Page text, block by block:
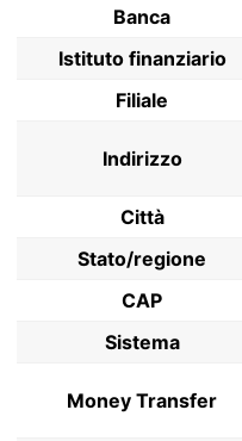
Banca
Istituto finanziario
Filiale
Indirizzo
Città
Stato/regione
CAP
Sistema
Money Transfer